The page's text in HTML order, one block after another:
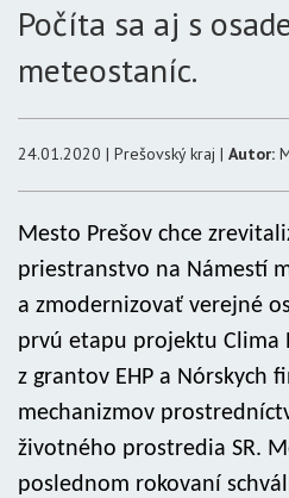
Počíta sa aj s
meteostaníc.
24.01.2020 | Prešovský kraj | Autor:
Mesto Prešov chce
priestranstvo na Námestí
a zmodernizovať verejné
prvú etapu projektu Clima
z grantov EHP a Nórskych
mechanizmov
životného prostredia SR.
poslednom rokovaní